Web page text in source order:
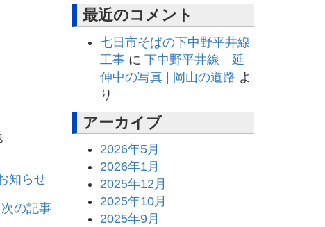
知らせ
次の記事
最近のコメント
七日市そばの下中野平井線
工事に 下中野平井線 延
伸中の写真 | 岡山の道路 よ
り
アーカイブ
2026年5月
2026年1月
2025年12月
2025年10月
2025年9月